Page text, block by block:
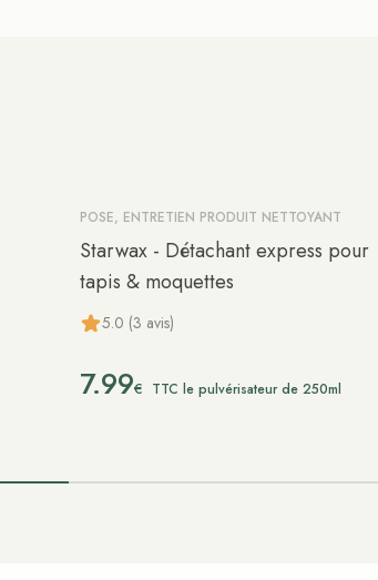
POSE, ENTRETIEN PRODUIT NETTOYANT
Starwax - Détachant express pour
tapis & moquettes
5.0 (3 avis)
7.99€ TTC le pulvérisateur de 250ml